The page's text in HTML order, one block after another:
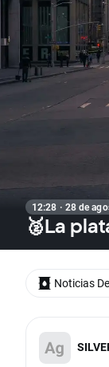
12:28 · 28 de
🥈La
Noticias